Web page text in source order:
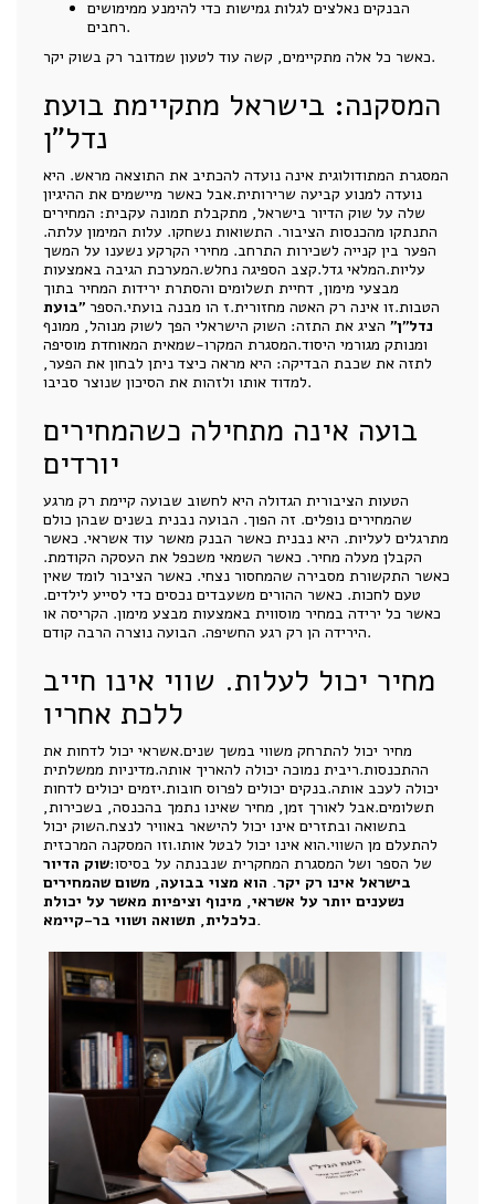
הבנקים נאלצים לגלות גמישות כדי להימנע ממימושים
רחבים.
כאשר כל אלה מתקיימים, קשה עוד לטעון שמדובר רק בשוק יקר.
המסקנה: בישראל מתקיימת בועת
נדל"ן
המסגרת המתודולוגית אינה נועדה להכתיב את התוצאה מראש. היא
נועדה למנוע קביעה שרירותית.אבל כאשר מיישמים את ההיגיון
שלה על שוק הדיור בישראל, מתקבלת תמונה עקבית: המחירים
התנתקו מהכנסות הציבור. התשואות נשחקו. עלות המימון עלתה.
הפער בין קנייה לשכירות התרחב. מחירי הקרקע נשענו על המשך
עליות.המלאי גדל.קצב הספיגה נחלש.המערכת הגיבה באמצעות
מבצעי מימון, דחיית תשלומים והסתרת ירידות המחיר בתוך
הטבות.זו אינה רק האטה מחזורית.ז הו מבנה בועתי.הספר "בועת
נדל"ן" הציג את התזה: השוק הישראלי הפך לשוק מנוהל, ממונף
ומנותק מגורמי היסוד.המסגרת המקרו-שמאית המאוחדת מוסיפה
לתזה את שכבת הבדיקה: היא מראה כיצד ניתן לבחון את הפער,
למדוד אותו ולזהות את הסיכון שנוצר סביבו.
בועה אינה מתחילה כשהמחירים
יורדים
הטעות הציבורית הגדולה היא לחשוב שבועה קיימת רק מרגע
שהמחירים נופלים. זה הפוך. הבועה נבנית בשנים שבהן כולם
מתרגלים לעליות. היא נבנית כאשר הבנק מאשר עוד אשראי. כאשר
הקבלן מעלה מחיר. כאשר השמאי משכפל את העסקה הקודמת.
כאשר התקשורת מסבירה שהמחסור נצחי. כאשר הציבור לומד שאין
טעם לחכות. כאשר ההורים משעבדים נכסים כדי לסייע לילדים.
כאשר כל ירידה במחיר מוסווית באמצעות מבצע מימון. הקריסה או
הירידה הן רק רגע החשיפה. הבועה נוצרה הרבה קודם.
מחיר יכול לעלות. שווי אינו חייב
ללכת אחריו
מחיר יכול להתרחק משווי במשך שנים.אשראי יכול לדחות את
ההתכנסות.ריבית נמוכה יכולה להאריך אותה.מדיניות ממשלתית
יכולה לעכב אותה.בנקים יכולים לפרוס חובות.יזמים יכולים לדחות
תשלומים.אבל לאורך זמן, מחיר שאינו נתמך בהכנסה, בשכירות,
בתשואה ובתזרים אינו יכול להישאר באוויר לנצח.השוק יכול
להתעלם מן השווי.הוא אינו יכול לבטל אותו.וזו המסקנה המרכזית
של הספר ושל המסגרת המחקרית שנבנתה על בסיסו:שוק הדיור
בישראל אינו רק יקר. הוא מצוי בבועה, משום שהמחירים
נשענים יותר על אשראי, מינוף וציפיות מאשר על יכולת
כלכלית, תשואה ושווי בר-קיימא.